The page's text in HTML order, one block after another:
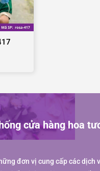
cửa hàng hoa
đơn vị cung cấp các dịch